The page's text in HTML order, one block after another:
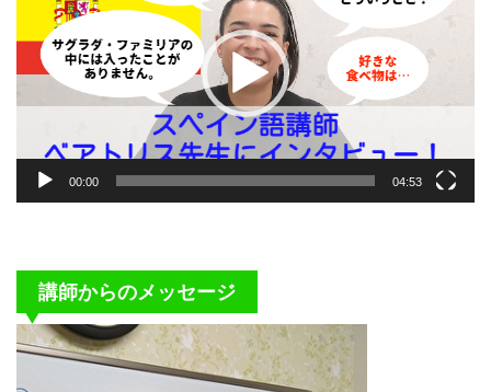
ー
ヤ
00:00 04:53
講師からのメッセージ
動
画